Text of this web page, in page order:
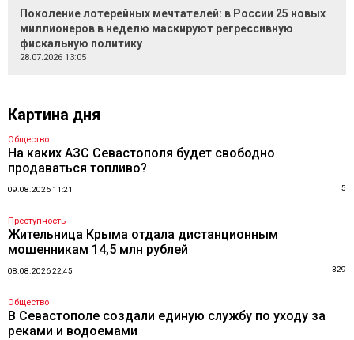
Поколение лотерейных мечтателей: в России 25 новых
миллионеров в неделю маскируют регрессивную
фискальную политику
28.07.2026 13:05
Картина дня
Общество
На каких АЗС Севастополя будет свободно
продаваться топливо?
09.08.2026 11:21 5
Преступность
Жительница Крыма отдала дистанционным
мошенникам 14,5 млн рублей
08.08.2026 22:45 329
Общество
В Севастополе создали единую службу по уходу за
реками и водоемами